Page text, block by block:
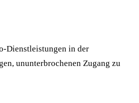
Dienstleistungen in der
ununterbrochenen Zugang zu